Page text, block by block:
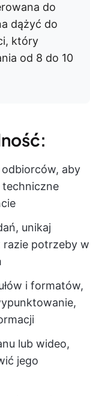
do
dążyć do
który
od 8 do 10
aby
unikaj
razie potrzeby w
i formatów,
lub wideo,
jego